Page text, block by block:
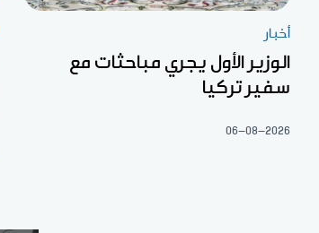
أخبار
الوزير الأول يجري مباحثات مع
سفير تركيا
06-08-2026